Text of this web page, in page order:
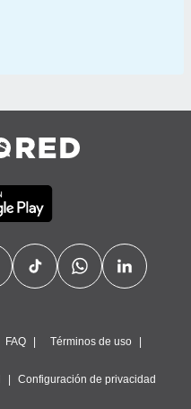
FAQ Términos de uso
Configuración de privacidad